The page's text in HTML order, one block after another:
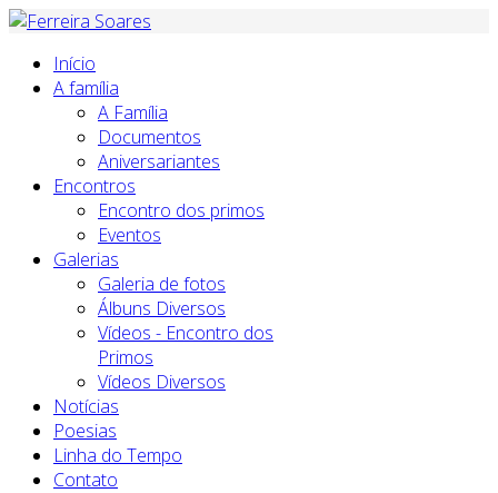
Início
A família
A Família
Documentos
Aniversariantes
Encontros
Encontro dos primos
Eventos
Galerias
Galeria de fotos
Álbuns Diversos
Vídeos - Encontro dos
Primos
Vídeos Diversos
Notícias
Poesias
Linha do Tempo
Contato